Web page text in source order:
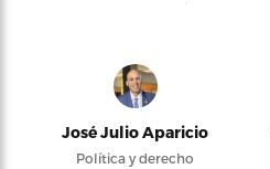
José Julio Aparicio
Política y derecho